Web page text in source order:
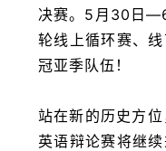
决赛。5月30日
轮线上循环赛、
冠亚季队伍！
站在新的历史方位
英语辩论赛将继